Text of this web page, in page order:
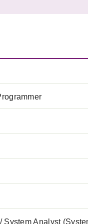
System Analyst